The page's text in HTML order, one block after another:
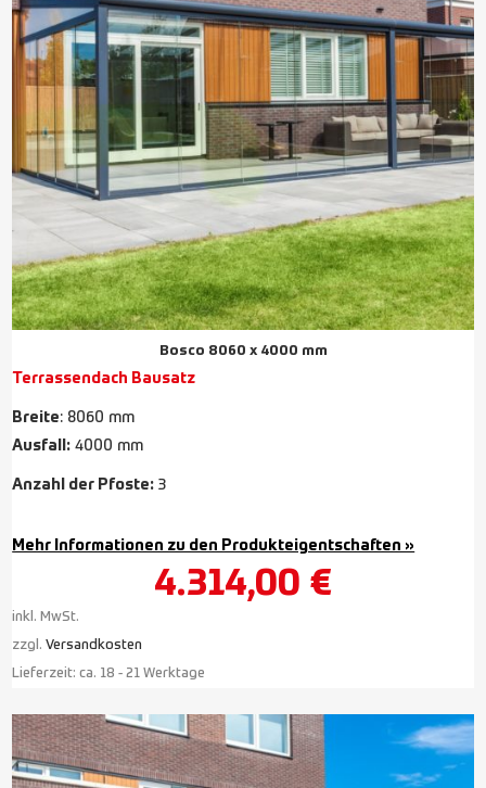
Bosco 8060 x 4000 mm
Terrassendach Bausatz
Breite: 8060 mm
Ausfall: 4000 mm
Anzahl der Pfoste: 3
Mehr Informationen zu den Produkteigentschaften »
4.314,00 €
inkl. MwSt.
zzgl.Versandkosten
Lieferzeit:ca. 18 - 21 Werktage